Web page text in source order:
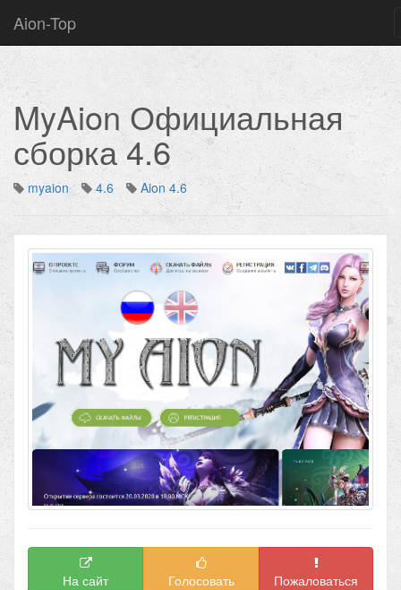
Aion-Top
MyAion Официальная
сборка 4.6
myaion 4.6 Aion 4.6
На сайт Голосовать Пожаловаться